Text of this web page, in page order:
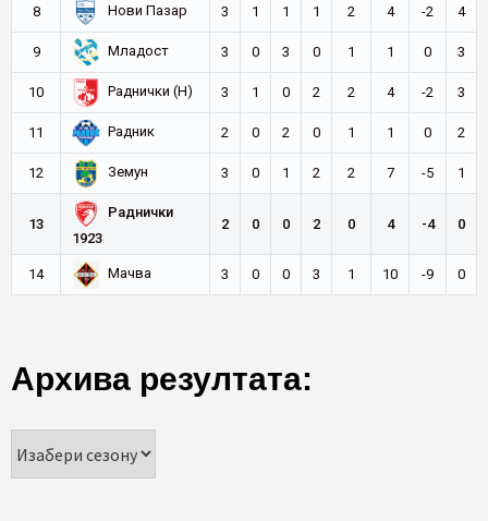
8 Нови Пазар 3 1 1 1 2 4 -2 4
9 Младост 3 0 3 0 1 1 0 3
10 Раднички (Н) 3 1 0 2 2 4 -2 3
11 Радник 2 0 2 0 1 1 0 2
12 Земун 3 0 1 2 2 7 -5 1
13
Раднички
1923
2 0 0 2 0 4 -4 0
14 Мачва 3 0 0 3 1 10 -9 0
Архива резултата: